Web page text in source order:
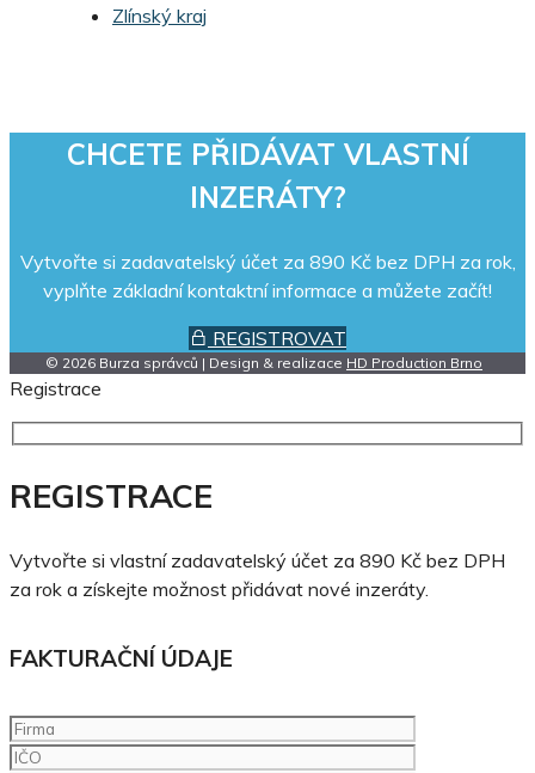
Zlínský kraj
CHCETE PŘIDÁVAT VLASTNÍ
INZERÁTY?
Vytvořte si zadavatelský účet za 890 Kč bez DPH za rok,
vyplňte základní kontaktní informace a můžete začít!
REGISTROVAT
© 2026 Burza správců | Design & realizace HD Production Brno
Registrace
REGISTRACE
Vytvořte si vlastní zadavatelský účet za 890 Kč bez DPH
za rok a získejte možnost přidávat nové inzeráty.
FAKTURAČNÍ ÚDAJE